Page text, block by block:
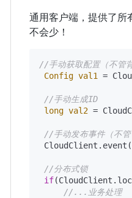
通用客户端，提供了所
不会少！
//手动获取配置（不管
Config val1 =
//手动生成ID
long val2 =
//手动发布事件（不管
//分布式锁
if
//...业务处理